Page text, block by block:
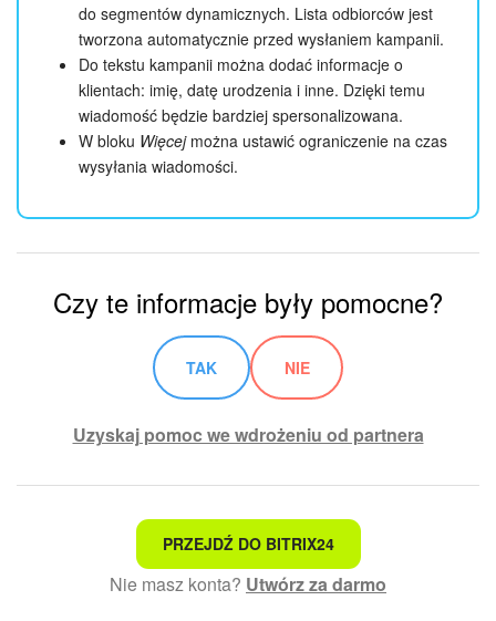
do segmentów dynamicznych. Lista odbiorców jest
tworzona automatycznie przed wysłaniem kampanii.
Do tekstu kampanii można dodać informacje o
klientach: imię, datę urodzenia i inne. Dzięki temu
wiadomość będzie bardziej spersonalizowana.
W bloku Więcejmożna ustawić ograniczenie na czas
wysyłania wiadomości.
Czy te informacje były pomocne?
TAK NIE
Uzyskaj pomoc we wdrożeniu od partnera
To nie jest to, czego szukam
Skomplikowany i niezrozumiały tekst
PRZEJDŹ DO BITRIX24
Nie masz konta? Utwórz za darmo